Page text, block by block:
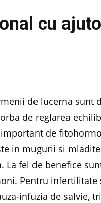
cu
de lucerna sunt
de reglarea
de
in mugurii si
fel de benefice
Pentru infertilitate
infuzia de salvie,